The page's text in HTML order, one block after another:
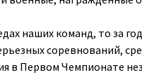
наших команд, то за
соревнований,
в Первом Чемпионате